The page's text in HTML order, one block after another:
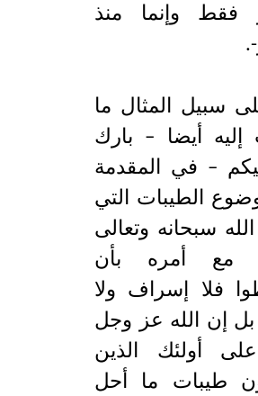
فقط وإنما منذ
.
سبيل المثال ما
إليه أيضا – بارك
– في المقدمة
الطيبات التي
الله سبحانه وتعالى
مع أمره بأن
فلا إسراف ولا
بل إن الله عز وجل
أولئك الذين
طيبات ما أحل